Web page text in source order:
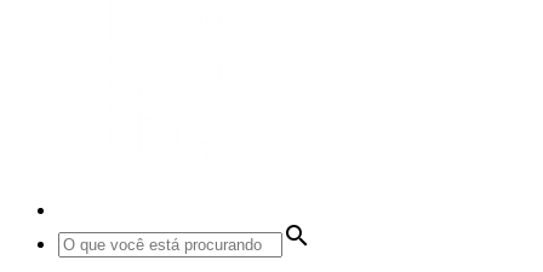
search